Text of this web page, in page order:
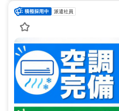
派遣社員